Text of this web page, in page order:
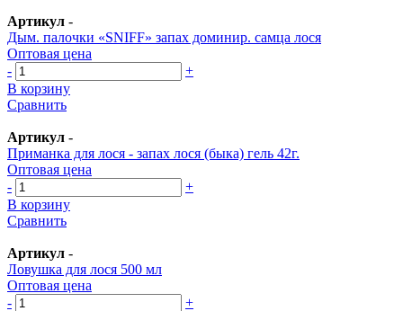
Артикул -
Дым. палочки «SNIFF» запах доминир. самца лося
Оптовая цена
-
+
В корзину
Сравнить
Артикул -
Приманка для лося - запах лося (быка) гель 42г.
Оптовая цена
-
+
В корзину
Сравнить
Артикул -
Ловушка для лося 500 мл
Оптовая цена
-
+